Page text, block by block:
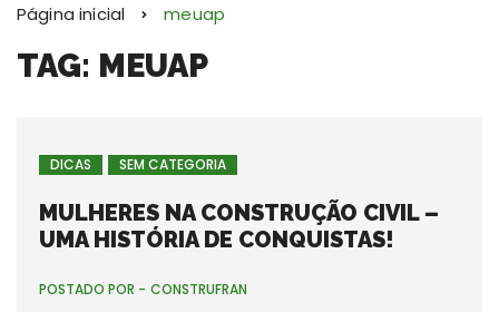
Página inicial meuap
TAG: MEUAP
DICAS SEM CATEGORIA
MULHERES NA CONSTRUÇÃO CIVIL –
UMA HISTÓRIA DE CONQUISTAS!
POSTADO POR - CONSTRUFRAN